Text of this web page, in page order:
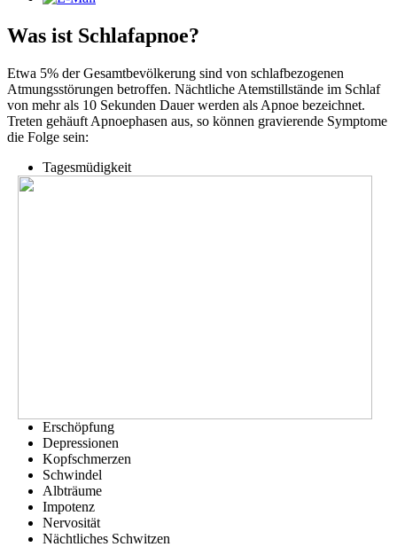
Was ist Schlafapnoe?
Etwa 5% der Gesamtbevölkerung sind von schlafbezogenen
Atmungsstörungen betroffen. Nächtliche Atemstillstände im Schlaf
von mehr als 10 Sekunden Dauer werden als Apnoe bezeichnet.
Treten gehäuft Apnoephasen aus, so können gravierende Symptome
die Folge sein:
Tagesmüdigkeit
Erschöpfung
Depressionen
Kopfschmerzen
Schwindel
Albträume
Impotenz
Nervosität
Nächtliches Schwitzen